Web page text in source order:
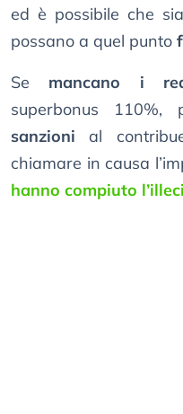
ed è possibile che
possano a quel punto
Se mancano i
superbonus 110%,
sanzioni al
chiamare in causa
hanno compiuto